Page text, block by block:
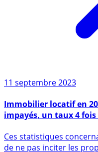
11 septembre 2023
impayés, un taux 4 fois
COVID